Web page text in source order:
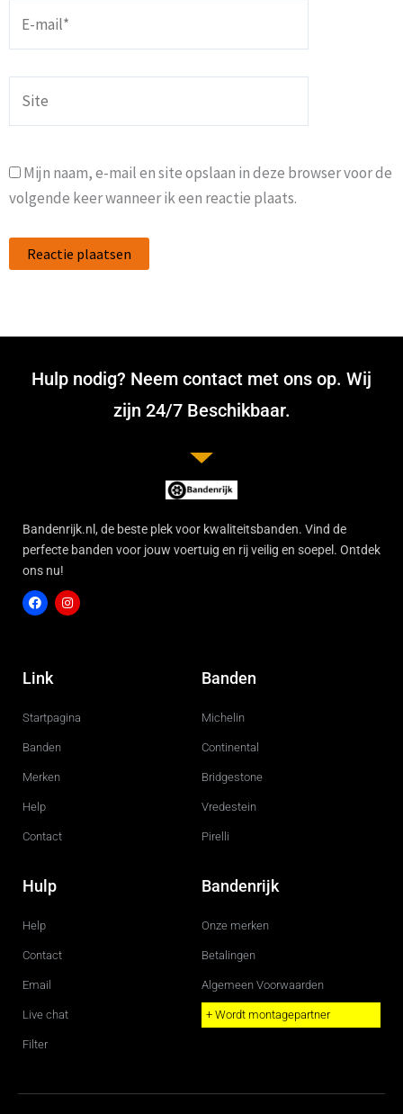
mail*
Mijn naam, e-mail en site opslaan in deze browser voor de
volgende keer wanneer ik een reactie plaats.
Hulp nodig? Neem contact met ons op. Wij
zijn 24/7 Beschikbaar.
Bandenrijk.nl, de beste plek voor kwaliteitsbanden. Vind de
perfecte banden voor jouw voertuig en rij veilig en soepel. Ontdek
ons nu!
c
e
o
g
r
Link
Startpagina
Banden
Merken
Help
Contact
Banden
Michelin
Continental
Bridgestone
Vredestein
Pirelli
Hulp
Help
Contact
Email
Live chat
Filter
Bandenrijk
Onze merken
Betalingen
Algemeen Voorwaarden
+ Wordt montagepartner